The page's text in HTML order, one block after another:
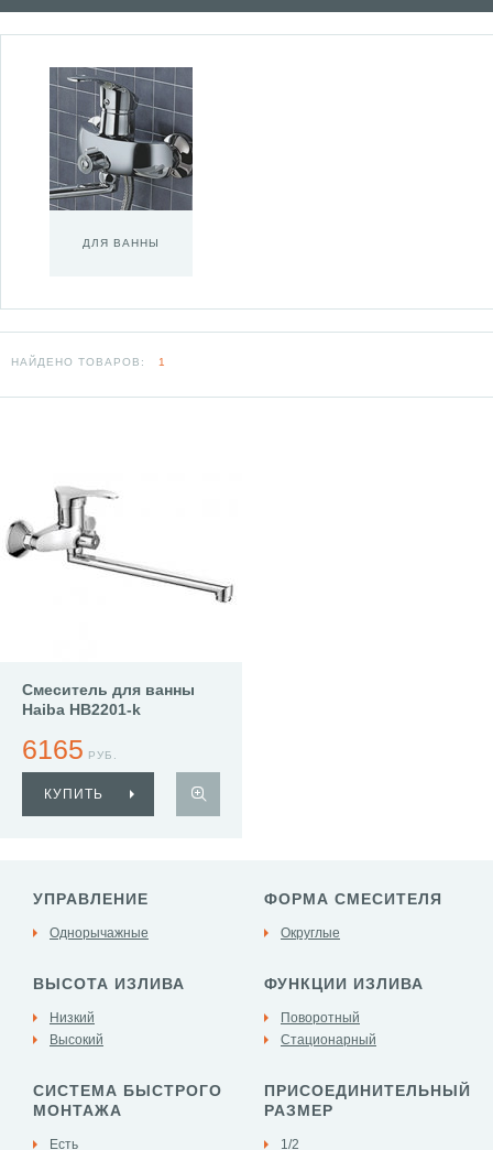
ДЛЯ ВАННЫ
НАЙДЕНО ТОВАРОВ: 1
Смеситель для ванны
Haiba HB2201-k
6165 РУБ.
КУПИТЬ
УПРАВЛЕНИЕ
Однорычажные
ФОРМА СМЕСИТЕЛЯ
Округлые
ВЫСОТА ИЗЛИВА
Низкий
Высокий
ФУНКЦИИ ИЗЛИВА
Поворотный
Стационарный
СИСТЕМА БЫСТРОГО
МОНТАЖА
Есть
ПРИСОЕДИНИТЕЛЬНЫЙ
РАЗМЕР
1/2